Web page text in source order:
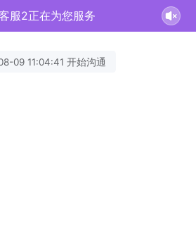
服2正在为您服务
09 11:04:41 开始沟通